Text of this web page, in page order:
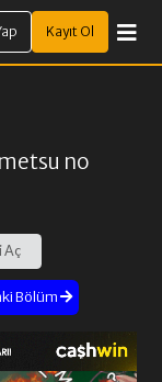
Kayıt Ol
no
Aç
Bölüm